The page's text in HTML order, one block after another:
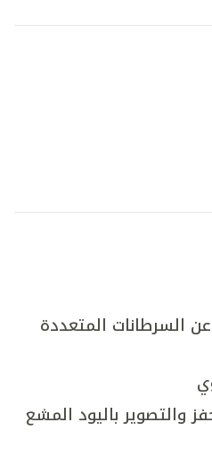
السرطانات المتعددة
والتصوير باليود المشع